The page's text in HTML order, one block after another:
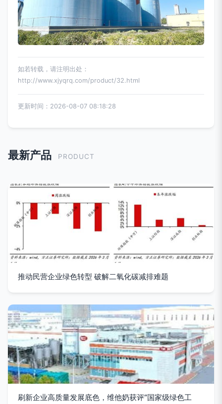
如若转载，请注明出处：
http://www.xjyqrq.com/product/32.html
更新时间：2026-08-07 08:18:28
最新产品 PRODUCT
推动民营企业绿色转型 破解二氧化碳减排难题
刷新企业高质量发展底色，维他奶获评“国家级绿色工